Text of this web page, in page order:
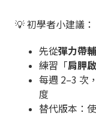
💡 初學者小建議：
先從彈力帶
練習「肩胛
每週 2–3 次
度
替代版本：